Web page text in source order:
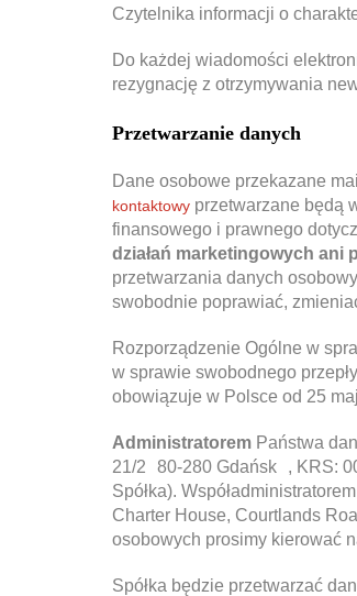
Czytelnika informacji o
Do każdej wiadomości
rezygnację z otrzymywania
Przetwarzanie danych
Dane osobowe przekazane
kontaktowy przetwarzane będą
finansowego i prawnego
działań marketingowych ani
przetwarzania danych
swobodnie poprawiać,
Rozporządzenie Ogólne w
w sprawie swobodnego
obowiązuje w Polsce od 25
Administratorem Państwa
21/2 80-280 Gdańsk , KRS:
Spółka).
Charter House, Courtlands
osobowych prosimy kierować
Spółka będzie przetwarzać